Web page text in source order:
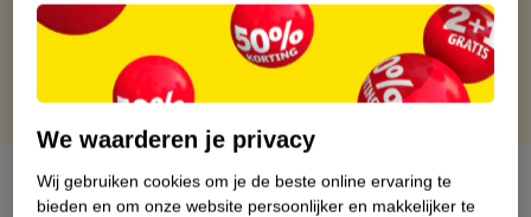
Gratis punten met je Kruidvat kaart
Over dit product
We waarderen je privacy
Wij gebruiken cookies om je de beste online ervaring te
bieden en om onze website persoonlijker en makkelijker te